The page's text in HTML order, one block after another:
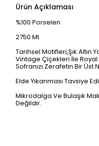
Ürün Açıklaması
%100 Porselen
2750 Ml
Tarihsel Motifleri,Şık Altın
Vintage Çiçekleri İle Royal
Sofranızı Zerafetin Bir Üst
Elde Yıkanması Tavsiye
Mikrodalga Ve Bulaşık
Değildir.